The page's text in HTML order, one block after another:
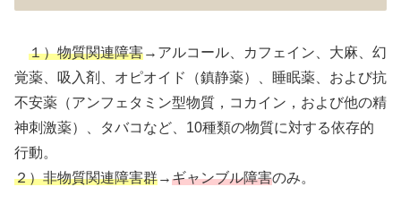
１）物質関連障害→アルコール、カフェイン、大麻、幻
覚薬、吸入剤、オピオイド（鎮静薬）、睡眠薬、および抗
不安薬（アンフェタミン型物質，コカイン，および他の精
神刺激薬）、タバコなど、10種類の物質に対する依存的
行動。
２）非物質関連障害群→ギャンブル障害のみ。